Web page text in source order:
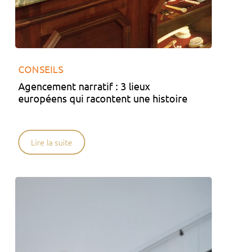
CONSEILS
Agencement narratif : 3 lieux
européens qui racontent une histoire
Lire la suite